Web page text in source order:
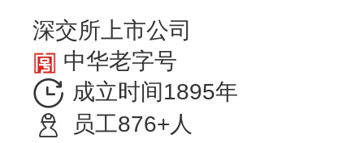
深交所上市公司
中华老字号
成立时间1895年
员工876+人